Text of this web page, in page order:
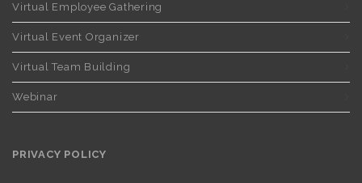
Virtual Employee Gathering
Virtual Event Organizer
Virtual Team Building
Webinar
PRIVACY POLICY